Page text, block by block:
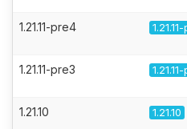
1.21.11-pre4
1.21.11-pre3
1.21.10 1.21.10